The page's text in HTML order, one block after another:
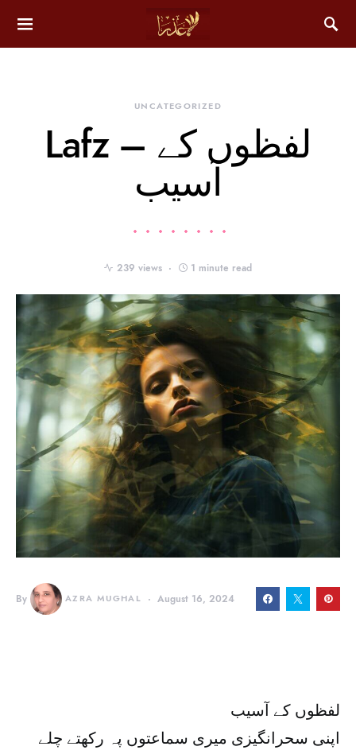
UNCATEGORIZED
Lafz – لفظوں کے
آسیب
239 views 1 minute read
By AZRA MUGHAL August 16, 2024
لفظوں کے آسیب
اپنی سحرانگیزی میری سماعتوں پہ رکھتے چلے